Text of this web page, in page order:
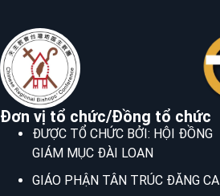
Đơn vị tổ chức/Đồng tổ chức
ĐƯỢC TỔ CHỨC BỞI: HỘI ĐỒNG
GIÁM MỤC ĐÀI LOAN
GIÁO PHẬN TÂN TRÚC ĐĂNG CAI